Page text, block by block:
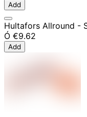
Add
Hultafors Allround -
Ó €9.62
Add